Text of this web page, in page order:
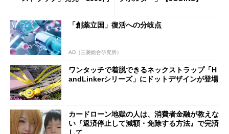
「創薬立国」復活への分岐点
AD（三菱総合研究所）
ワンタッチで着脱できるネックストラップ「H
andLinkerシリーズ」にドットデザインが登場
カードローン地獄の人は、消費者金融が教えな
い『返済停止して減額・免除する方法』で完済